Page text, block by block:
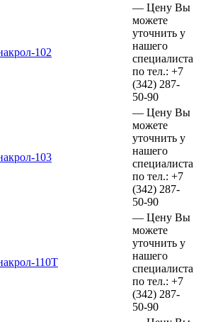
102
— Цену Вы
можете
уточнить у
нашего
специалиста
по тел.: +7
(342) 287-
50-90
103
— Цену Вы
можете
уточнить у
нашего
специалиста
по тел.: +7
(342) 287-
50-90
110Т
— Цену Вы
можете
уточнить у
нашего
специалиста
по тел.: +7
(342) 287-
50-90